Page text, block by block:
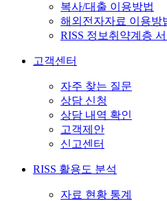
복사/대출 이용방법
해외전자자료 이용방
RISS 정보취약계층
고객센터
자주 찾는 질문
상담 신청
상담 내역 확인
고객제안
신고센터
RISS 활용도 분석
자료 현황 통계